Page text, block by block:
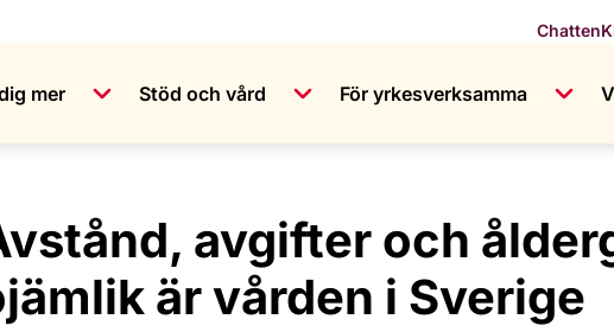
Chatten
mer Stöd och vård För yrkesverksamma
avgifter och
är vården i Sverige